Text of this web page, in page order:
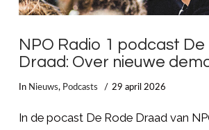
NPO Radio 1 podcast De
Draad: Over nieuwe
In Nieuws, Podcasts 29 april 2026
In de pocast De Rode Draad van